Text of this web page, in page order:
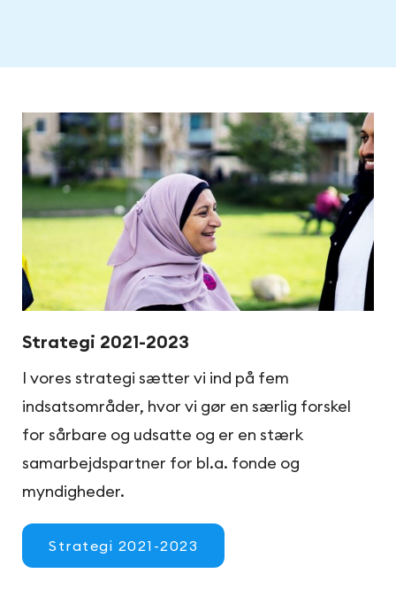
Strategi 2021-2023
I vores strategi sætter vi ind på fem
indsatsområder, hvor vi gør en særlig forskel
for sårbare og udsatte og er en stærk
samarbejdspartner for bl.a. fonde og
myndigheder.
Strategi 2021-2023